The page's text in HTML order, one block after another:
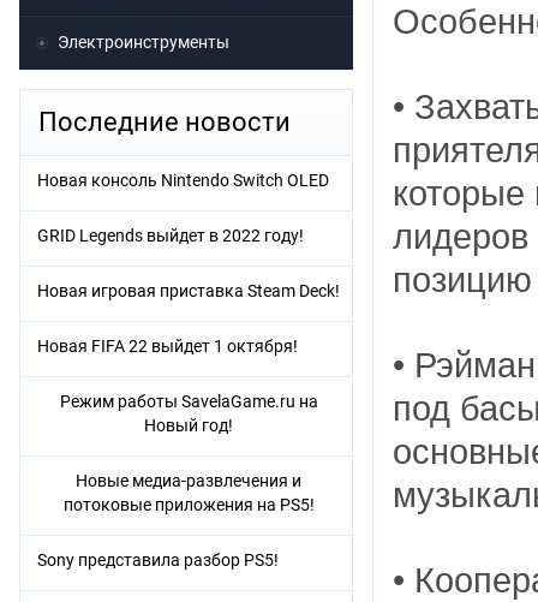
•
лидеров
•
под
•
Электроинструменты
Последние новости
Новая консоль Nintendo Switch OLED
GRID Legends выйдет в 2022 году!
Новая игровая приставка Steam Deck!
Новая FIFA 22 выйдет 1 октября!
Режим работы SavelaGame.ru на
Новый год!
Новые медиа-развлечения и
потоковые приложения на PS5!
Sony представила разбор PS5!